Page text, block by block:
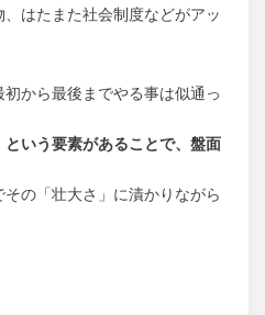
はたまた社会制度などがアッ
から最後までやる事は似通っ
という要素があることで、盤面
の「壮大さ」に漬かりながら